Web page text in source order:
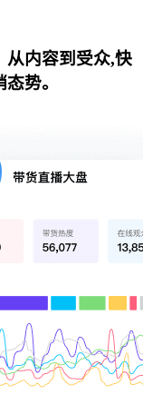
从内容到受众,快
势。